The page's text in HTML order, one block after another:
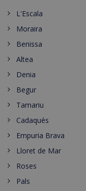
L'Escala
Moraira
Benissa
Altea
Denia
Begur
Tamariu
Cadaqués
Empuria Brava
Lloret de Mar
Roses
Pals